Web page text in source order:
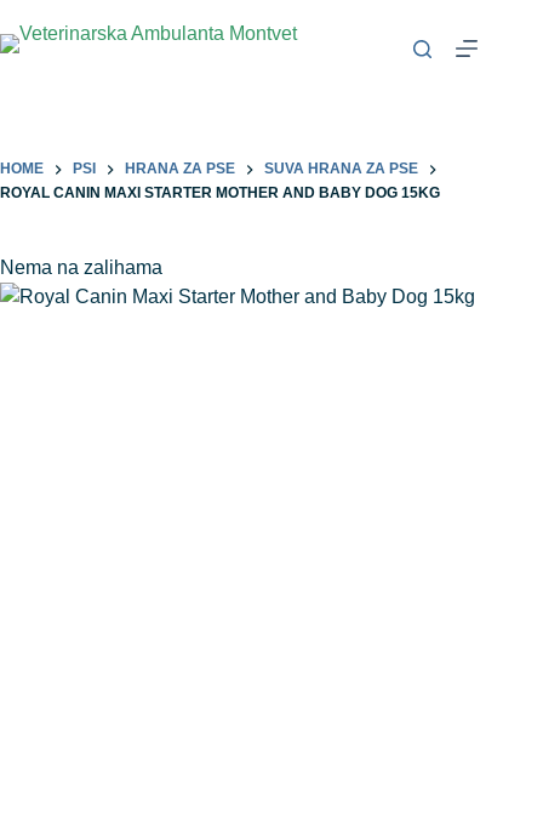
HOME PSI HRANA ZA PSE
SUVA HRANA ZA PSE
ROYAL CANIN MAXI STARTER MOTHER AND BABY DOG 15KG
Nema na zalihama